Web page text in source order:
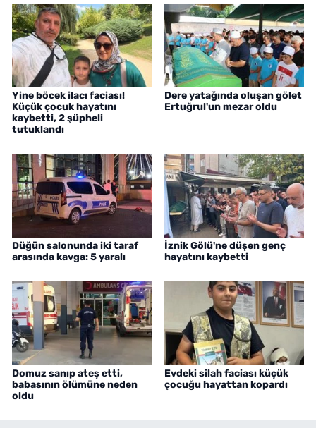
Yine böcek ilacı faciası!
Küçük çocuk hayatını
kaybetti, 2 şüpheli
tutuklandı
Dere yatağında oluşan gölet
Ertuğrul'un mezar oldu
Düğün salonunda iki taraf
arasında kavga: 5 yaralı
İznik Gölü'ne düşen genç
hayatını kaybetti
Domuz sanıp ateş etti,
babasının ölümüne neden
oldu
Evdeki silah faciası küçük
çocuğu hayattan kopardı